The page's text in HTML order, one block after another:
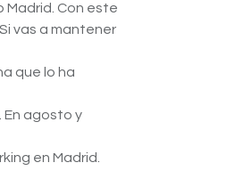
Madrid. Con este
vas a mantener
que lo ha
En agosto y
en Madrid.